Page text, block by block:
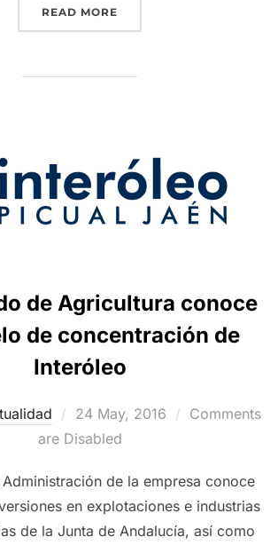
READ MORE
de Agricultura conoce
de concentración de
Interóleo
Posted
on
24 May, 2016
Comments
are Disabled
de la empresa conoce
en explotaciones e industrias
de la Junta de Andalucía, así como